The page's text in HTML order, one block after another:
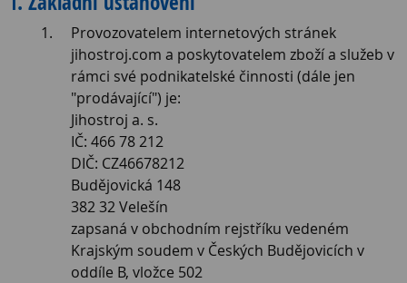
Provozovatelem internetových stránek
jihostroj.com a poskytovatelem zboží a služeb v
rámci své podnikatelské činnosti (dále jen
"prodávající") je:
Jihostroj a. s.
IČ: 466 78 212
DIČ: CZ46678212
Budějovická 148
382 32 Velešín
zapsaná v obchodním rejstříku vedeném
Krajským soudem v Českých Budějovicích v
oddíle B, vložce 502